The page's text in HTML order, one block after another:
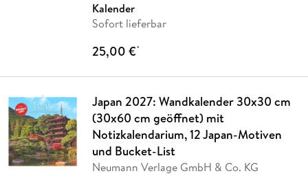
Kalender
Sofort lieferbar
25,00 €*
Japan 2027: Wandkalender 30x30 cm
(30x60 cm geöffnet) mit
Notizkalendarium, 12 Japan-Motiven
und Bucket-List
Neumann Verlage GmbH & Co. KG